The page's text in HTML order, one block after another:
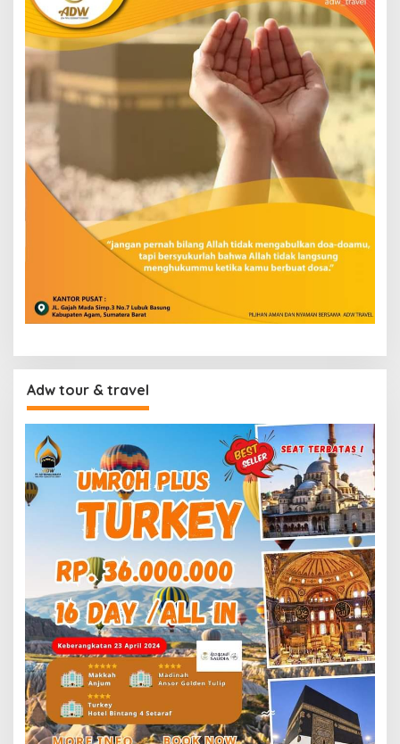
Adw tour & travel